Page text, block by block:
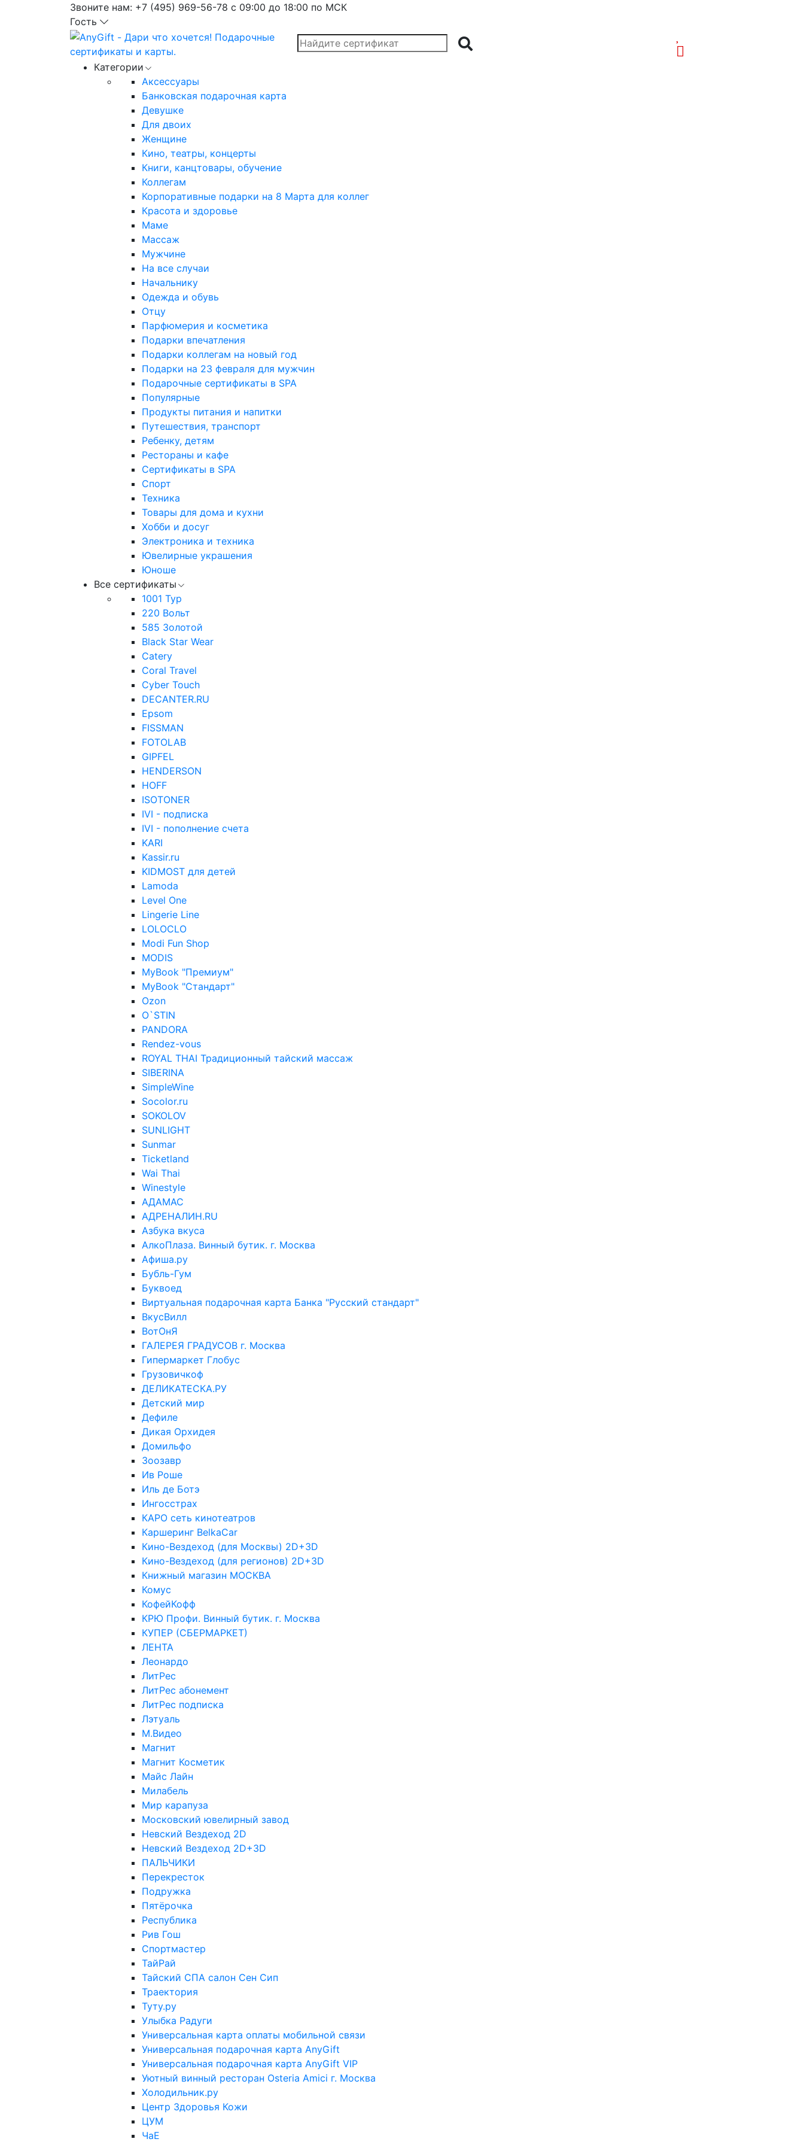
Звоните нам: +7 (495) 969-56-78 с 09:00 до 18:00 по МСК
Гость
Категории
Аксессуары
Банковская подарочная карта
Девушке
Для двоих
Женщине
Кино, театры, концерты
Книги, канцтовары, обучение
Коллегам
Корпоративные подарки на 8 Марта для коллег
Красота и здоровье
Маме
Массаж
Мужчине
На все случаи
Начальнику
Одежда и обувь
Отцу
Парфюмерия и косметика
Подарки впечатления
Подарки коллегам на новый год
Подарки на 23 февраля для мужчин
Подарочные сертификаты в SPA
Популярные
Продукты питания и напитки
Путешествия, транспорт
Ребенку, детям
Рестораны и кафе
Сертификаты в SPA
Спорт
Техника
Товары для дома и кухни
Хобби и досуг
Электроника и техника
Ювелирные украшения
Юноше
Все сертификаты
1001 Тур
220 Вольт
585 Золотой
Black Star Wear
Catery
Coral Travel
Cyber Touch
DECANTER.RU
Epsom
FISSMAN
FOTOLAB
GIPFEL
HENDERSON
HOFF
ISOTONER
IVI - подписка
IVI - пополнение счета
KARI
Kassir.ru
KIDMOST для детей
Lamoda
Level One
Lingerie Line
LOLOCLO
Modi Fun Shop
MODIS
MyBook "Премиум"
MyBook "Стандарт"
Ozon
O`STIN
PANDORA
Rendez-vous
ROYAL THAI Традиционный тайский массаж
SIBERINA
SimpleWine
Socolor.ru
SOKOLOV
SUNLIGHT
Sunmar
Ticketland
Wai Thai
Winestyle
АДАМАС
АДРЕНАЛИН.RU
Азбука вкуса
АлкоПлаза. Винный бутик. г. Москва
Афиша.ру
Бубль-Гум
Буквоед
Виртуальная подарочная карта Банка "Русский стандарт"
ВкусВилл
ВотОнЯ
ГАЛЕРЕЯ ГРАДУСОВ г. Москва
Гипермаркет Глобус
Грузовичкоф
ДЕЛИКАТЕСКА.РУ
Детский мир
Дефиле
Дикая Орхидея
Домильфо
Зоозавр
Ив Роше
Иль де Ботэ
Ингосстрах
КАРО сеть кинотеатров
Каршеринг BelkaCar
Кино-Вездеход (для Москвы) 2D+3D
Кино-Вездеход (для регионов) 2D+3D
Книжный магазин МОСКВА
Комус
КофейКофф
КРЮ Профи. Винный бутик. г. Москва
КУПЕР (СБЕРМАРКЕТ)
ЛЕНТА
Леонардо
ЛитРес
ЛитРес абонемент
ЛитРес подписка
Лэтуаль
М.Видео
Магнит
Магнит Косметик
Майс Лайн
Милабель
Мир карапуза
Московский ювелирный завод
Невский Вездеход 2D
Невский Вездеход 2D+3D
ПАЛЬЧИКИ
Перекресток
Подружка
Пятёрочка
Республика
Рив Гош
Спортмастер
ТайРай
Тайский СПА салон Сен Сип
Траектория
Туту.ру
Улыбка Радуги
Универсальная карта оплаты мобильной связи
Универсальная подарочная карта AnyGift
Универсальная подарочная карта AnyGift VIP
Уютный винный ресторан Osteria Amici г. Москва
Холодильник.ру
Центр Здоровья Кожи
ЦУМ
ЧаЕ